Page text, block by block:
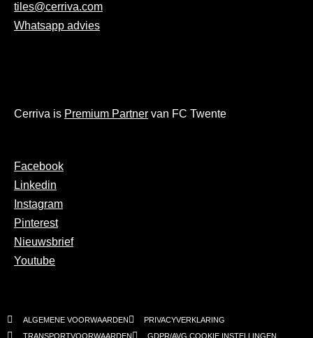
tiles@cerriva.com
Whatsapp advies
Cerriva is Premium Partner van FC Twente
Facebook
Linkedin
Instagram
Pinterest
Nieuwsbrief
Youtube
ALGEMENE VOORWAARDEN
PRIVACYVERKLARING
TRANSPORTVOORWAARDEN
GDPR/AVG COOKIE INSTELLINGEN